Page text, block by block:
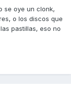
se oye un clonk,
o los discos que
pastillas, eso no